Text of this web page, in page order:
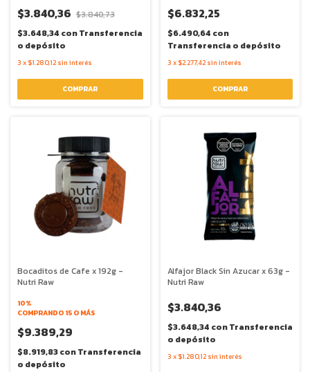
$3.840,36 $3.840,73
$3.648,34 conTransferencia
o depósito
3 x $1.280,12 sin interés
$6.832,25
$6.490,64 con
Transferencia o depósito
3 x $2.277,42 sin interés
Bocaditos de Cafe x 192g -
Nutri Raw
10%
COMPRANDO 15 O MÁS
$9.389,29
$8.919,83conTransferencia
o depósito
Alfajor Black Sin Azucar x 63g -
Nutri Raw
$3.840,36
$3.648,34 conTransferencia
o depósito
3 x $1.280,12 sin interés